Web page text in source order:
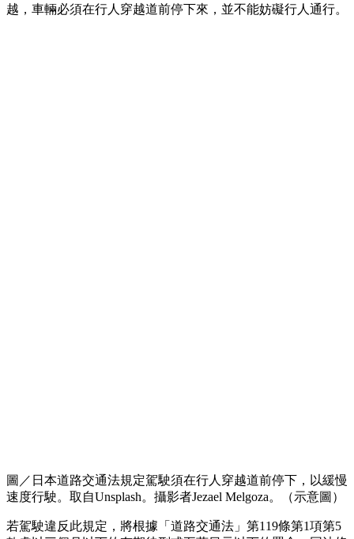
越，車輛必須在行人穿越道前停下來，並不能妨礙行人通行。
圖／日本道路交通法規定駕駛須在行人穿越道前停下，以緩慢
速度行駛。取自Unsplash。攝影者Jezael Melgoza。（示意圖）
若駕駛違反此規定，將根據「道路交通法」第119條第1項第5